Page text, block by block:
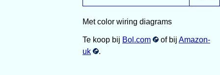
Met color wiring diagrams
Te koop bij Bol.com of bij Amazon-
uk
.